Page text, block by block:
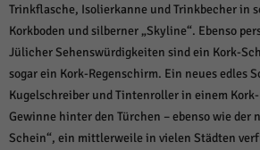
Trinkflasche, Isolierkanne und Trinkbecher in
Korkboden und silberner „Skyline“. Ebenso
Jülicher Sehenswürdigkeiten sind ein Kork-
sogar ein Kork-Regenschirm. Ein neues edles
Kugelschreiber und Tintenroller in einem
Gewinne hinter den Türchen – ebenso wie der
Schein“, ein mittlerweile in vielen Städten